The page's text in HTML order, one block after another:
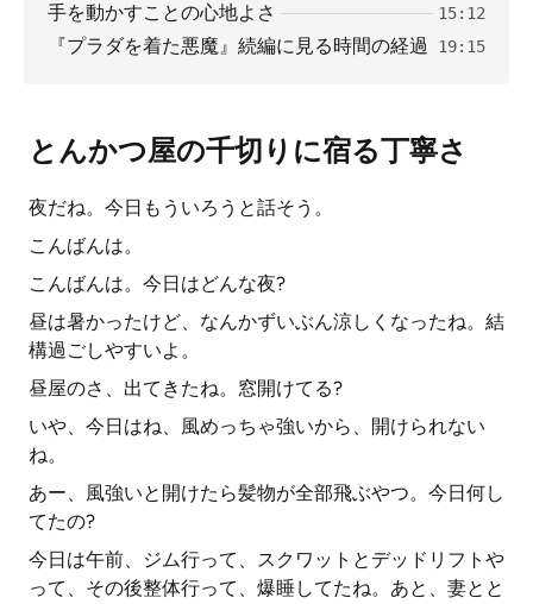
手を動かすことの心地よさ 15:12
『プラダを着た悪魔』続編に見る時間の経過 19:15
とんかつ屋の千切りに宿る丁寧さ
夜だね。今日もういろうと話そう。
こんばんは。
こんばんは。今日はどんな夜?
昼は暑かったけど、なんかずいぶん涼しくなったね。結
構過ごしやすいよ。
昼屋のさ、出てきたね。窓開けてる?
いや、今日はね、風めっちゃ強いから、開けられない
ね。
あー、風強いと開けたら髪物が全部飛ぶやつ。今日何し
てたの?
今日は午前、ジム行って、スクワットとデッドリフトや
って、その後整体行って、爆睡してたね。あと、妻とと